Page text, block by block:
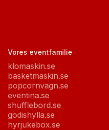
Vores eventfamilie
klomaskin.se
basketmaskin.se
popcornvagn.se
eventina.se
shufflebord.se
godishylla.se
hyrjukebox.se